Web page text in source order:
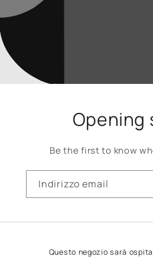
Opening
Be the first to know
Indirizzo email
Questo negozio sarà